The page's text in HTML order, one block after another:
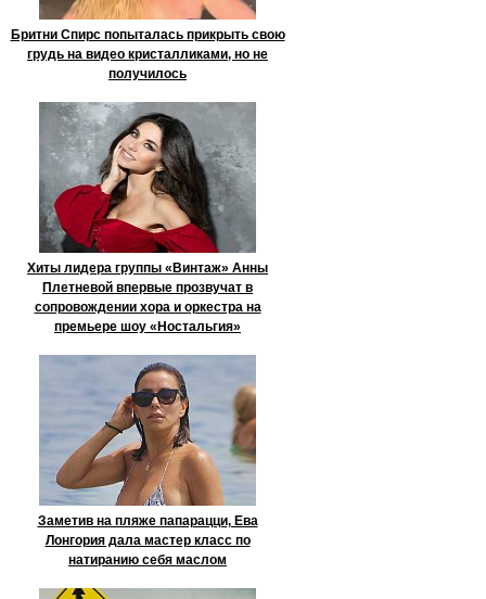
Бритни Спирс попыталась прикрыть свою
грудь на видео кристалликами, но не
получилось
Хиты лидера группы «Винтаж» Анны
Плетневой впервые прозвучат в
сопровождении хора и оркестра на
премьере шоу «Ностальгия»
Заметив на пляже папарацци, Ева
Лонгория дала мастер класс по
натиранию себя маслом